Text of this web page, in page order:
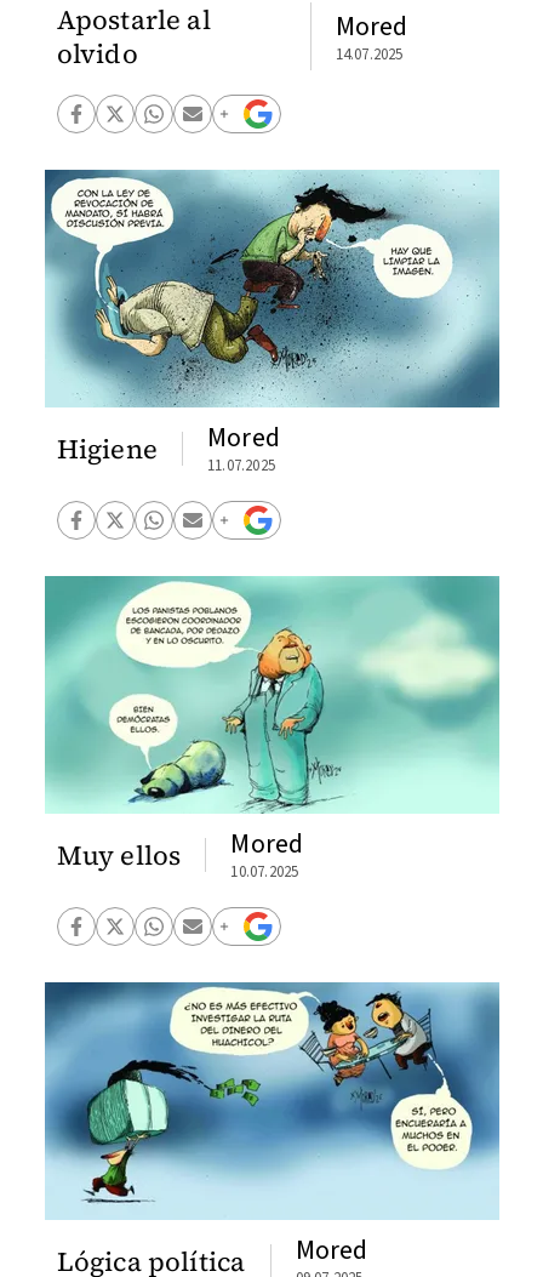
Apostarle al
olvido
Mored
14.07.2025
Higiene Mored
11.07.2025
Muy ellos Mored
10.07.2025
Lógica política Mored